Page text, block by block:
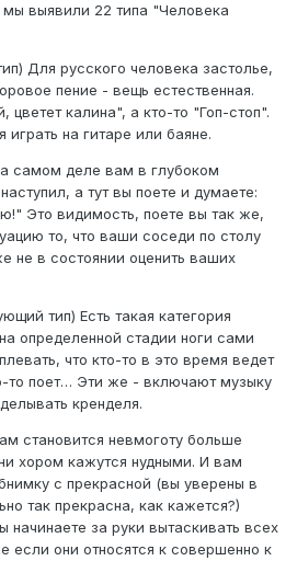
выявили 22 типа "Человека
Для русского человека застолье,
пение - вещь естественная.
цветет калина", а кто-то "Гоп-стоп".
на гитаре или баяне.
самом деле вам в глубоком
а тут вы поете и думаете:
Это видимость, поете вы так же,
то, что ваши соседи по столу
не в состоянии оценить ваших
тип) Есть такая категория
определенной стадии ноги сами
что кто-то в это время ведет
то поет… Эти же - включают музыку
кренделя.
становится невмоготу больше
хором кажутся нудными. И вам
с прекрасной (вы уверены в
так прекрасна, как кажется?)
за руки вытаскивать всех
если они относятся к совершенно к